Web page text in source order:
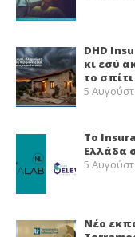
DHD
κι εσύ
το
5
Το
Ελλάδα
5
Νέο